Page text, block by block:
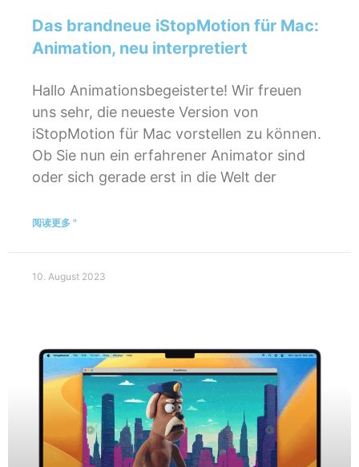
Das brandneue iStopMotion für Mac:
Animation, neu interpretiert
Hallo Animationsbegeisterte! Wir freuen
uns sehr, die neueste Version von
iStopMotion für Mac vorstellen zu können.
Ob Sie nun ein erfahrener Animator sind
oder sich gerade erst in die Welt der
阅读更多 "
10. August 2023